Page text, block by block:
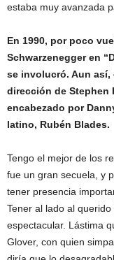
estaba muy avanzada
En 1990, por poco
Schwarzenegger en
se involucró. Aun
dirección de Stephen
encabezado por
latino, Rubén Blades.
Tengo el mejor de los
fue un gran secuela, y
tener presencia
Tener al lado al
espectacular. Lástima
Glover, con quien